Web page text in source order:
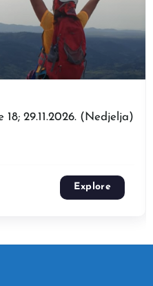
29.11.2026. (Nedjelja)
Explore